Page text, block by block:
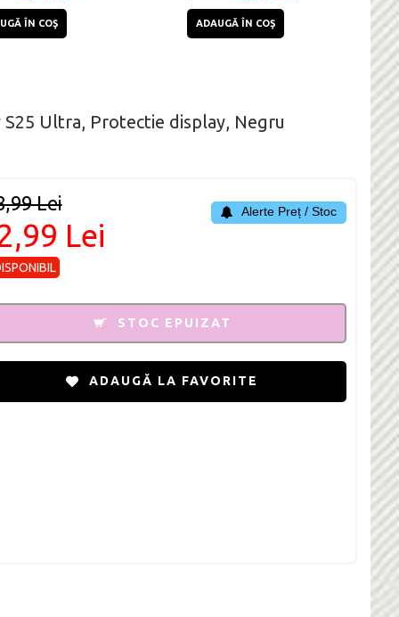
ÎN COŞ ADAUGĂ ÎN COŞ
S25 Ultra, Protectie display, Negru
Lei
Lei
Alerte Preț / Stoc
STOC EPUIZAT
ADAUGĂ LA FAVORITE